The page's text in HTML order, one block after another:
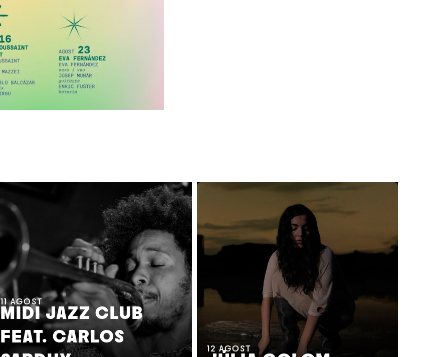
11 AGOST
MIDI JAZZ CLUB
FEAT. CARLOS
12 AGOST